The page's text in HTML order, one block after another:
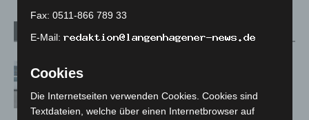
Verwandte Artikel Mehr vom Autor
Spanien zurück
Fax: 0511-866 789 33
E-Mail:
Cookies
Die Internetseiten verwenden Cookies. Cookies sind
Textdateien, welche über einen Internetbrowser auf